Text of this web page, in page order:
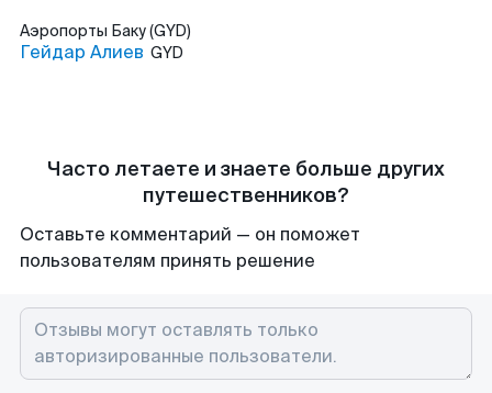
Аэропорты Баку (GYD)
Гейдар Алиев GYD
Часто летаете и знаете больше других
путешественников?
Оставьте комментарий — он поможет
пользователям принять решение